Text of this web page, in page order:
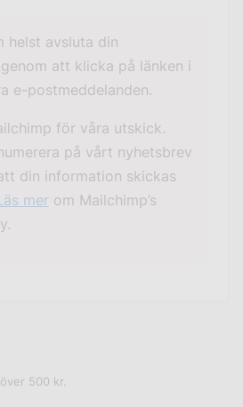
helst avsluta din
att klicka på länken i
e-postmeddelanden.
för våra utskick.
på vårt nyhetsbrev
din information skickas
mer om Mailchimp’s
500 kr.